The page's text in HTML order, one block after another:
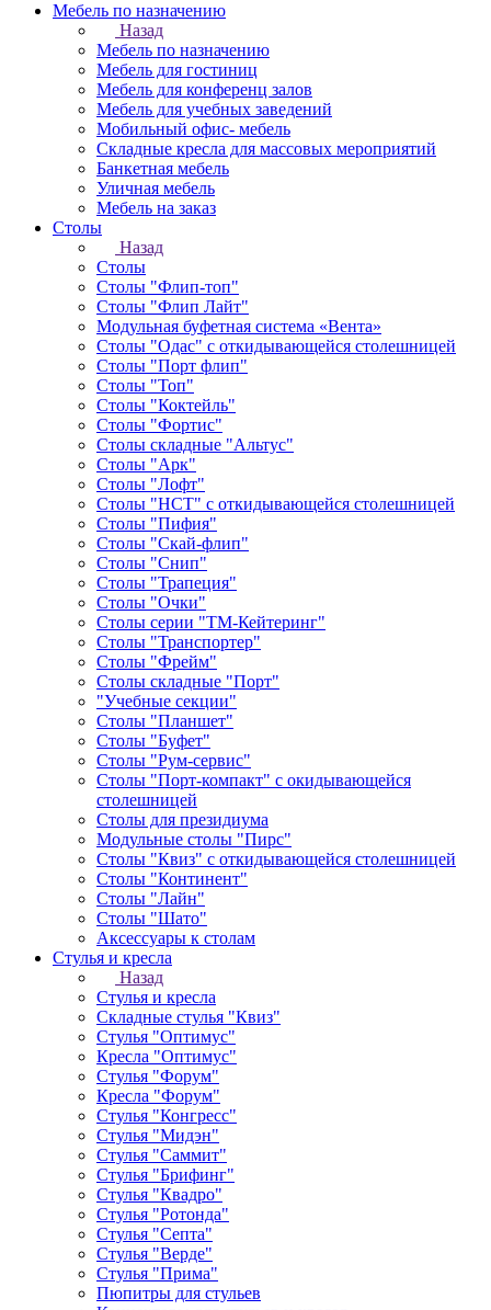
Мебель по назначению
Назад
Мебель по назначению
Мебель для гостиниц
Мебель для конференц залов
Мебель для учебных заведений
Мобильный офис- мебель
Складные кресла для массовых мероприятий
Банкетная мебель
Уличная мебель
Мебель на заказ
Столы
Назад
Столы
Столы "Флип-топ"
Столы "Флип Лайт"
Модульная буфетная система «Вента»
Столы "Одас" с откидывающейся столешницей
Столы "Порт флип"
Столы "Топ"
Столы "Коктейль"
Столы "Фортис"
Столы складные "Альтус"
Столы "Арк"
Столы "Лофт"
Столы "НСТ" с откидывающейся столешницей
Столы "Пифия"
Столы "Скай-флип"
Столы "Снип"
Столы "Трапеция"
Столы "Очки"
Столы серии "ТМ-Кейтеринг"
Столы "Транспортер"
Столы "Фрейм"
Столы складные "Порт"
"Учебные секции"
Столы "Планшет"
Столы "Буфет"
Столы "Рум-сервис"
Столы "Порт-компакт" с окидывающейся
столешницей
Столы для президиума
Модульные столы "Пирс"
Столы "Квиз" с откидывающейся столешницей
Столы "Континент"
Столы "Лайн"
Столы "Шато"
Аксессуары к столам
Стулья и кресла
Назад
Стулья и кресла
Складные стулья "Квиз"
Стулья "Оптимус"
Кресла "Оптимус"
Стулья "Форум"
Кресла "Форум"
Стулья "Конгресс"
Стулья "Мидэн"
Стулья "Саммит"
Стулья "Брифинг"
Стулья "Квадро"
Стулья "Ротонда"
Стулья "Септа"
Стулья "Верде"
Стулья "Прима"
Пюпитры для стульев